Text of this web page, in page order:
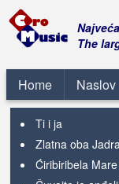
The
Home Naslov
Najljepše su prve
Nisam ti bio u
Raspukla se
Srele se stare
Ti i ja
Zlatna oba
Ćiribiribela